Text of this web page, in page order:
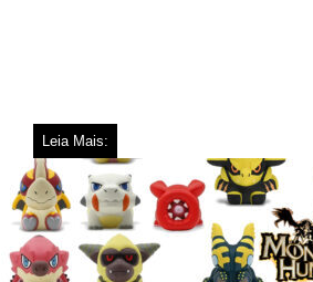
Leia Mais: